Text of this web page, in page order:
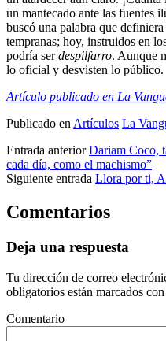
un mantecado ante las fuentes
buscó una palabra que
tempranas; hoy, instruidos en
podría serdespilfarro. Aunque
lo oficial y desvisten lo público.
Artículo publicado en La
Publicado enArtículos La
Entrada anterior Dariam Coco,
cada día, como el machismo”
Siguiente entrada Llora por ti,
Comentarios
Deja una respuesta
Tu dirección de correo
obligatorios están marcados con
Comentario